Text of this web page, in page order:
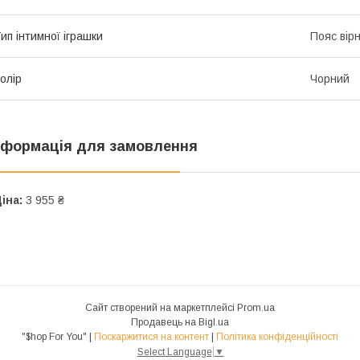
інтимної іграшки Пояс
Чорний
для замовлення
3 955 ₴
Сайт створений на маркетплейсі Prom.ua
Продавець на Bigl.ua
Поскаржитися на контент
Політика конфіденційності
Select Language ▼